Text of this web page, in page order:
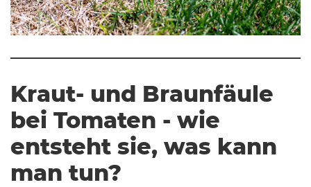
Kraut- und Braunfäule
bei Tomaten - wie
entsteht sie, was kann
man tun?